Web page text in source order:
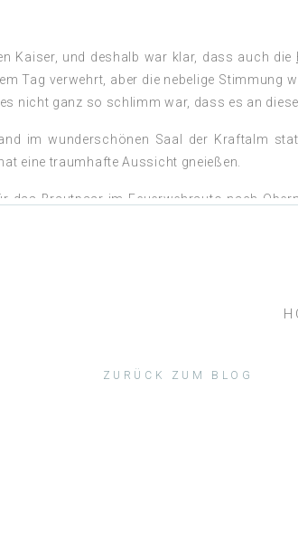
Kaiser, und deshalb war klar, dass auch die
Tag verwehrt, aber die nebelige Stimmung
nicht ganz so schlimm war, dass es an
im wunderschönen Saal der Kraftalm
eine traumhafte Aussicht gneießen.
das Brautpaar im Feuerwehrauto nach
ZURÜCK ZUM BLOG